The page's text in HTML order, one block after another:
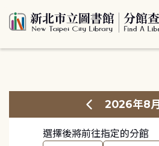
2026年8月
選擇後將前往指定的分館